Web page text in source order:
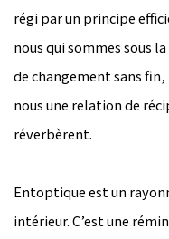
régi par un principe
nous qui sommes sous
de changement sans
nous une relation de
réverbèrent.
Entoptique est un
intérieur. C’est une